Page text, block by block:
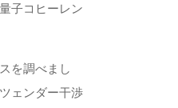
子コヒーレン
を調べまし
ェンダー干渉